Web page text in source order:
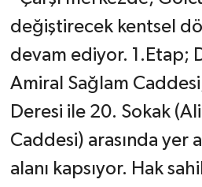
değiştirecek kentsel
devam ediyor. 1.Etap;
Amiral Sağlam
Deresi ile 20. Sokak
Caddesi) arasında yer
alanı kapsıyor. Hak